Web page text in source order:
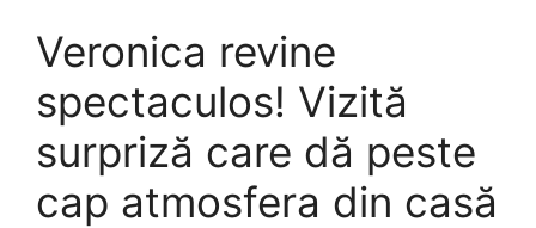
Veronica revine
spectaculos! Vizită
surpriză care dă peste
cap atmosfera din casă